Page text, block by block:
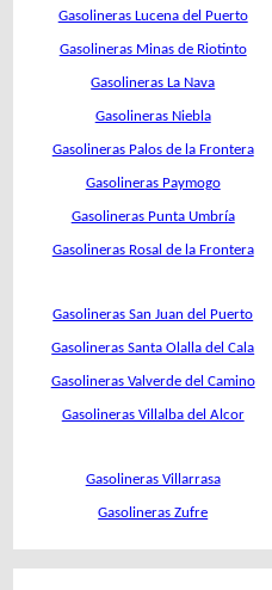
Gasolineras Lucena del Puerto
Gasolineras Minas de Riotinto
Gasolineras La Nava
Gasolineras Niebla
Gasolineras Palos de la Frontera
Gasolineras Paymogo
Gasolineras Punta Umbría
Gasolineras Rosal de la Frontera
Gasolineras San Juan del Puerto
Gasolineras Santa Olalla del Cala
Gasolineras Valverde del Camino
Gasolineras Villalba del Alcor
Gasolineras Villarrasa
Gasolineras Zufre